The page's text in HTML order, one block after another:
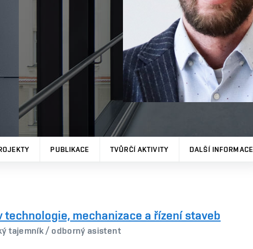
PUBLIKACE TVŮRČÍ AKTIVITY DALŠÍ INFORMACE
technologie, mechanizace a řízení staveb
tajemník / odborný asistent